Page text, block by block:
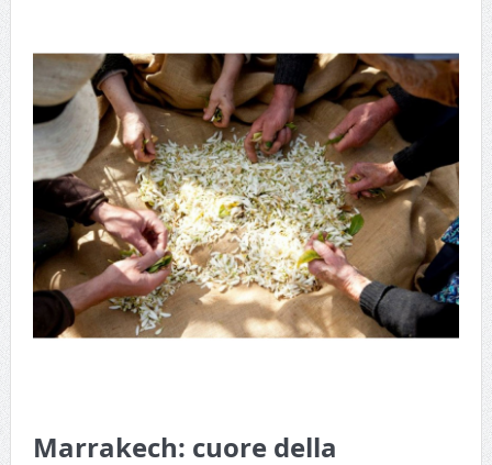
Marrakech: cuore della